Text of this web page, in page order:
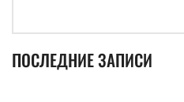
ПОСЛЕДНИЕ ЗАПИСИ